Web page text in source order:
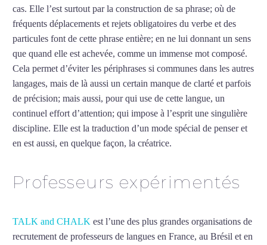
cas. Elle l’est surtout par la construction de sa phrase; où de
fréquents déplacements et rejets obligatoires du verbe et des
particules font de cette phrase entière; en ne lui donnant un sens
que quand elle est achevée, comme un immense mot composé.
Cela permet d’éviter les périphrases si communes dans les autres
langages, mais de là aussi un certain manque de clarté et parfois
de précision; mais aussi, pour qui use de cette langue, un
continuel effort d’attention; qui impose à l’esprit une singulière
discipline. Elle est la traduction d’un mode spécial de penser et
en est aussi, en quelque façon, la créatrice.
Professeurs expérimentés
TALK and CHALK est l’une des plus grandes organisations de
recrutement de professeurs de langues en France, au Brésil et en